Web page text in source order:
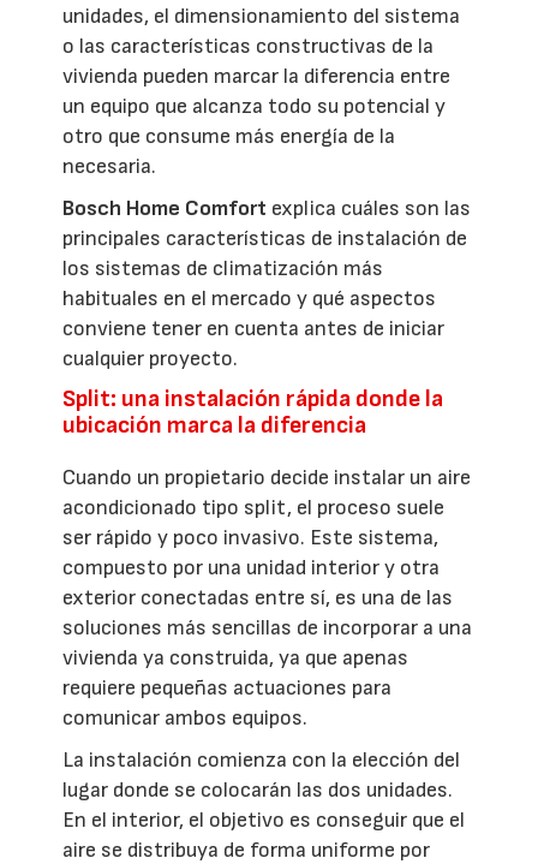
unidades, el dimensionamiento del sistema
o las características constructivas de la
vivienda pueden marcar la diferencia entre
un equipo que alcanza todo su potencial y
otro que consume más energía de la
necesaria.
Bosch Home Comfort explica cuáles son las
principales características de instalación de
los sistemas de climatización más
habituales en el mercado y qué aspectos
conviene tener en cuenta antes de iniciar
cualquier proyecto.
Split: una instalación rápida donde la
ubicación marca la diferencia
Cuando un propietario decide instalar un aire
acondicionado tipo split, el proceso suele
ser rápido y poco invasivo. Este sistema,
compuesto por una unidad interior y otra
exterior conectadas entre sí, es una de las
soluciones más sencillas de incorporar a una
vivienda ya construida, ya que apenas
requiere pequeñas actuaciones para
comunicar ambos equipos.
La instalación comienza con la elección del
lugar donde se colocarán las dos unidades.
En el interior, el objetivo es conseguir que el
aire se distribuya de forma uniforme por